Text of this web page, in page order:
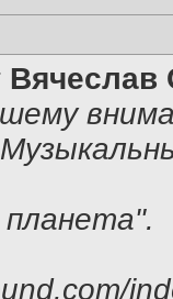
Вячеслав